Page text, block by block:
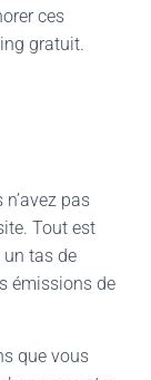
ces
gratuit.
pas
Tout est
un tas de
émissions de
que vous